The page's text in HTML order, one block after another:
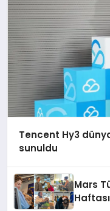
Tencent Hy3
sunuldu
Mars